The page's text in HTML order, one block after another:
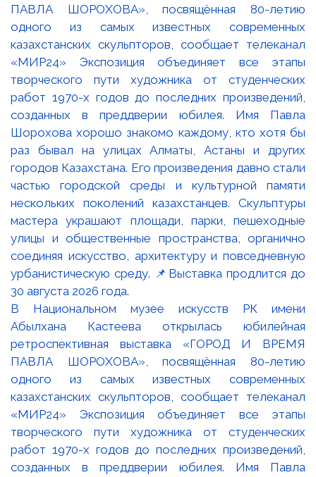
В Национальном музее искусств РК имени
Абылхана Кастеева открылась юбилейная
ретроспективная выставка «ГОРОД И ВРЕМЯ
ПАВЛА ШОРОХОВА», посвящённая 80-летию
одного из самых известных современных
казахстанских скульпторов, сообщает телеканал
«МИР24» Экспозиция объединяет все этапы
творческого пути художника от студенческих
работ 1970-х годов до последних произведений,
созданных в преддверии юбилея. Имя Павла